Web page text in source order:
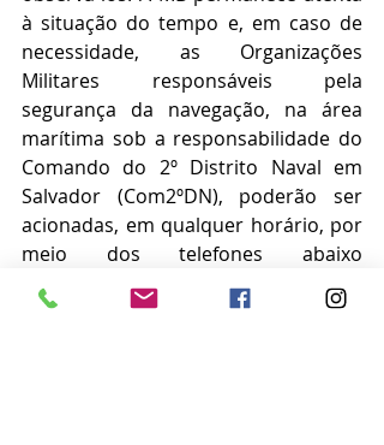
à situação do tempo e, em caso de
necessidade, as Organizações
Militares responsáveis pela
segurança da navegação, na área
marítima sob a responsabilidade do
Comando do 2º Distrito Naval em
Salvador (Com2ºDN), poderão ser
acionadas, em qualquer horário, por
meio dos telefones abaixo
informados.